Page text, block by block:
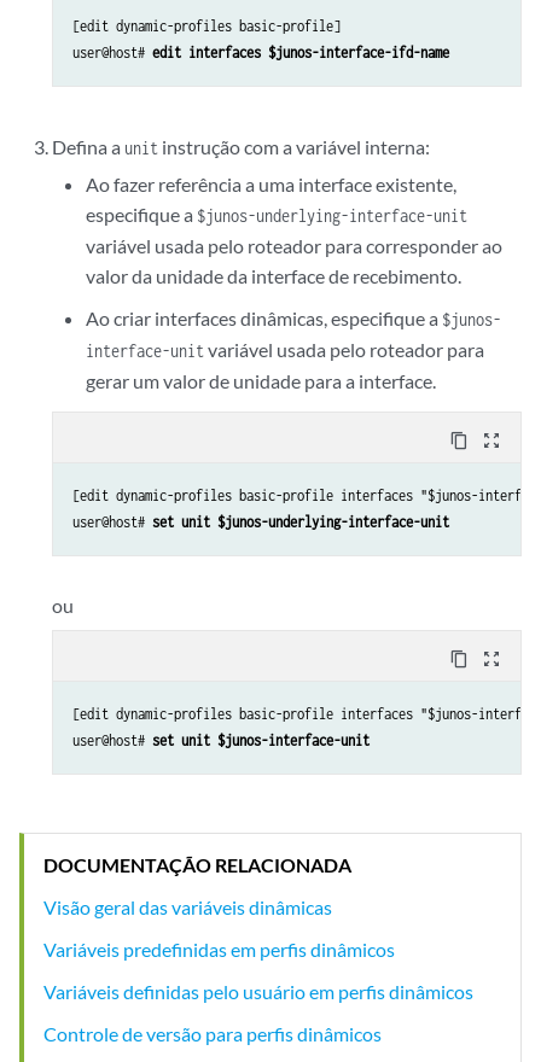
[edit dynamic-profiles basic-profile]
user@host# edit interfaces $junos-interface-ifd-name
Defina a unit instrução com a variável interna:
Ao fazer referência a uma interface existente,
especifique a $junos-underlying-interface-unit
variável usada pelo roteador para corresponder ao
valor da unidade da interface de recebimento.
Ao criar interfaces dinâmicas, especifique a $junos-
interface-unitvariável usada pelo roteador para
gerar um valor de unidade para a interface.
content_copy zoom_out_map
[edit dynamic-profiles basic-profile interfaces "$junos-
user@host# set unit $junos-underlying-interface-unit
ou
content_copy zoom_out_map
[edit dynamic-profiles basic-profile interfaces "$junos-
user@host# set unit $junos-interface-unit
DOCUMENTAÇÃO RELACIONADA
Visão geral das variáveis dinâmicas
Variáveis predefinidas em perfis dinâmicos
Variáveis definidas pelo usuário em perfis dinâmicos
Controle de versão para perfis dinâmicos